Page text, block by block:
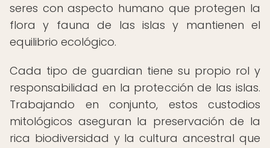
seres con aspecto humano que protegen la
flora y fauna de las islas y mantienen el
equilibrio ecológico.
Cada tipo de guardian tiene su propio rol y
responsabilidad en la protección de las islas.
Trabajando en conjunto, estos custodios
mitológicos aseguran la preservación de la
rica biodiversidad y la cultura ancestral que